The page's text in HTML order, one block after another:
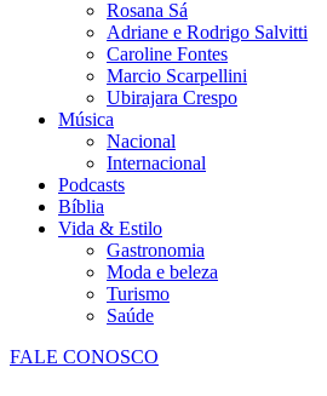
Rosana Sá
Adriane e Rodrigo Salvitti
Caroline Fontes
Marcio Scarpellini
Ubirajara Crespo
Música
Nacional
Internacional
Podcasts
Bíblia
Vida & Estilo
Gastronomia
Moda e beleza
Turismo
Saúde
FALE CONOSCO